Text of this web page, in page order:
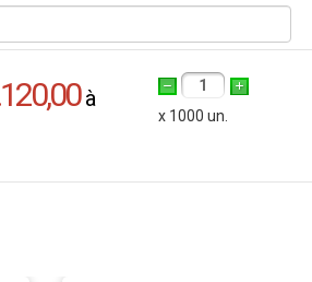
à
1
x 1000 un.